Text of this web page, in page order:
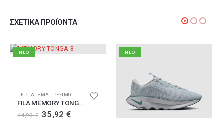
ΣΧΕΤΙΚΆ ΠΡΟΪΌΝΤΑ
NEO
Αυτό το προϊόν έχει πολλαπλές παραλλαγές. Οι επιλογές μπορούν να επιλεγούν στη σελίδα του προϊόντος
ΠΕΡΠΑΤΗΜΑ-ΤΡΕΞΙΜΟ
FILA MEMORY TONGA 3
44,90€ Original
35,92 €Η
NEO